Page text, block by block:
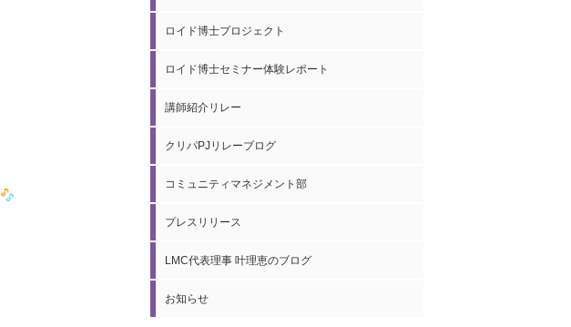
ロイド博士プロジェクト
ロイド博士セミナー体験レポート
講師紹介リレー
クリパPJリレーブログ
コミュニティマネジメント部
プレスリリース
LMC代表理事 叶理恵のブログ
お知らせ